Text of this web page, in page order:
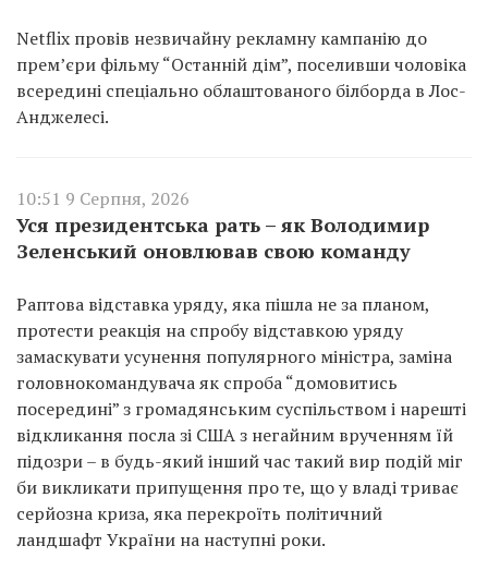
Netflix провів незвичайну рекламну кампанію до
прем’єри фільму “Останній дім”, поселивши чоловіка
всередині спеціально облаштованого білборда в Лос-
Анджелесі.
10:51 9 Серпня, 2026
Уся президентська рать – як Володимир
Зеленський оновлював свою команду
Раптова відставка уряду, яка пішла не за планом,
протести реакція на спробу відставкою уряду
замаскувати усунення популярного міністра, заміна
головнокомандувача як спроба “домовитись
посередині” з громадянським суспільством і нарешті
відкликання посла зі США з негайним врученням їй
підозри – в будь-який інший час такий вир подій міг
би викликати припущення про те, що у владі триває
серйозна криза, яка перекроїть політичний
ландшафт України на наступні роки.